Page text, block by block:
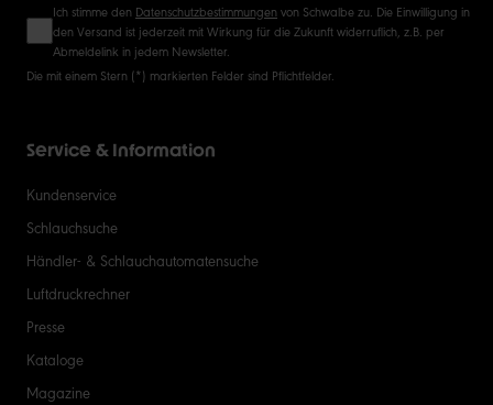
Ich stimme den Datenschutzbestimmungen von Schwalbe zu. Die Einwilligung in
den Versand ist jederzeit mit Wirkung für die Zukunft widerruflich, z.B. per
Abmeldelink in jedem Newsletter.
Die mit einem Stern (*) markierten Felder sind Pflichtfelder.
Service & Information
Kundenservice
Schlauchsuche
Händler- & Schlauchautomatensuche
Luftdruckrechner
Presse
Kataloge
Magazine